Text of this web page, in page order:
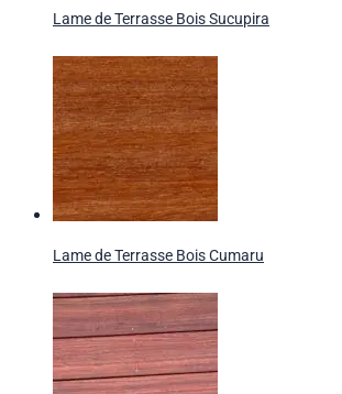
Lame de Terrasse Bois Sucupira
Lame de Terrasse Bois Cumaru